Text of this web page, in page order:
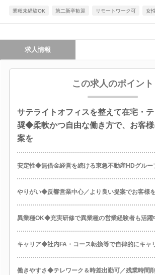
業種未経験OK 第二新卒歓迎 リモートワーク可 女
求人情報
この求人のポイント
サテライトオフィスを整えて在宅・
奨◆柔軟かつ自由な働き方で、お客
案を
安定性◆無借金経営を続ける東急不動産HDグルー
やりがい◆反響営業中心／より良い提案でお客様
異業種OK◆充実研修で異業種の営業経験者も活躍
キャリア◆社内FA・コース転換等で自律的にキャ
働きやすさ◆テレワーク＆時差出勤可／残業時間